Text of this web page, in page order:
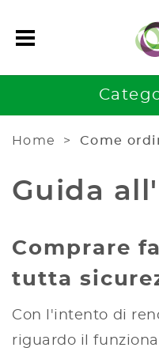
Home Come
Guida
Comprare
tutta
Con l'intento di
riguardo il